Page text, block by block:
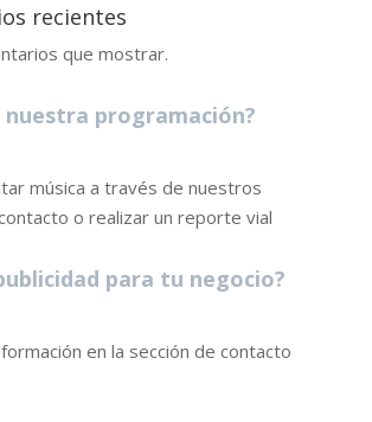
recientes
que mostrar.
nuestra programación?
música a través de nuestros
o realizar un reporte vial
para tu negocio?
en la sección de contacto